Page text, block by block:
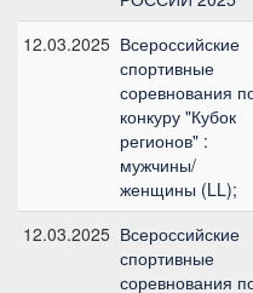
12.03.2025 Всероссийские
спортивные
соревнования
конкуру "Кубок
регионов" :
мужчины/
женщины (LL);
12.03.2025 Всероссийские
спортивные
соревнования